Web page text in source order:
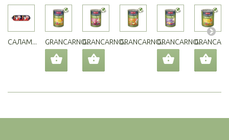
САЛАМ... GRANCARNO...GRANCARNO...GRANCARNO...GRANCARNO...